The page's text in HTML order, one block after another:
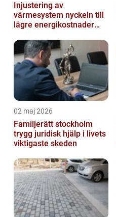
Injustering av
värmesystem nyckeln till
lägre energikostnader
inomhusklimat
02 maj 2026
Familjerätt stockholm
trygg juridisk hjälp i livets
viktigaste skeden